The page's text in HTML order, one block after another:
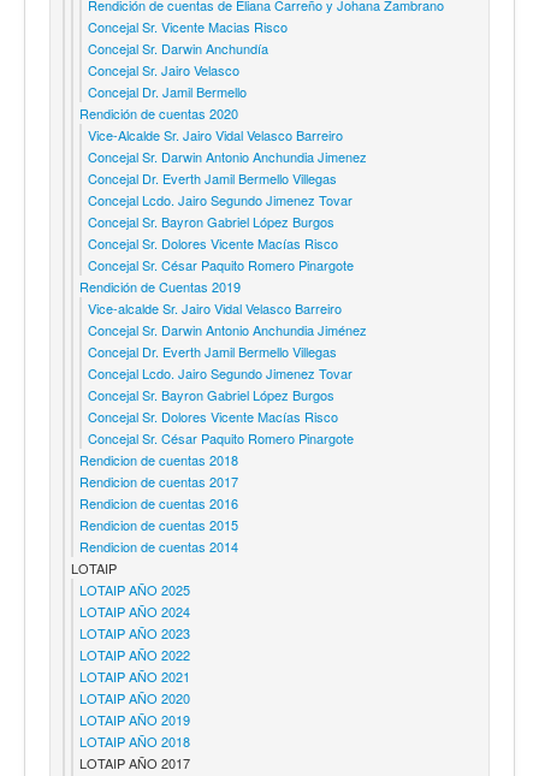
Rendición de cuentas de Eliana Carreño y Johana Zambrano
Concejal Sr. Vicente Macias Risco
Concejal Sr. Darwin Anchundía
Concejal Sr. Jairo Velasco
Concejal Dr. Jamil Bermello
Rendición de cuentas 2020
Vice-Alcalde Sr. Jairo Vidal Velasco Barreiro
Concejal Sr. Darwin Antonio Anchundia Jimenez
Concejal Dr. Everth Jamil Bermello Villegas
Concejal Lcdo. Jairo Segundo Jimenez Tovar
Concejal Sr. Bayron Gabriel López Burgos
Concejal Sr. Dolores Vicente Macías Risco
Concejal Sr. César Paquito Romero Pinargote
Rendición de Cuentas 2019
Vice-alcalde Sr. Jairo Vidal Velasco Barreiro
Concejal Sr. Darwin Antonio Anchundia Jiménez
Concejal Dr. Everth Jamil Bermello Villegas
Concejal Lcdo. Jairo Segundo Jimenez Tovar
Concejal Sr. Bayron Gabriel López Burgos
Concejal Sr. Dolores Vicente Macías Risco
Concejal Sr. César Paquito Romero Pinargote
Rendicion de cuentas 2018
Rendicion de cuentas 2017
Rendicion de cuentas 2016
Rendicion de cuentas 2015
Rendicion de cuentas 2014
LOTAIP
LOTAIP AÑO 2025
LOTAIP AÑO 2024
LOTAIP AÑO 2023
LOTAIP AÑO 2022
LOTAIP AÑO 2021
LOTAIP AÑO 2020
LOTAIP AÑO 2019
LOTAIP AÑO 2018
LOTAIP AÑO 2017